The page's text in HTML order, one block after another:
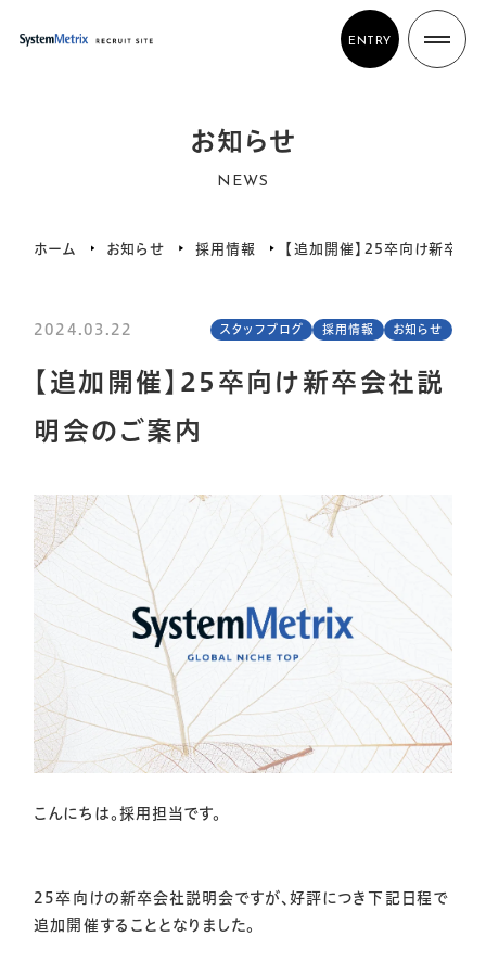
ENTRY
お知らせ
NEWS
ホーム お知らせ 採用情報 【追加開催】25卒向け新卒
2024.03.22 スタッフブログ 採用情報 お知らせ
【追加開催】25卒向け新卒会社説
明会のご案内
こんにちは。採用担当です。
25卒向けの新卒会社説明会ですが、好評につき下記日程で
追加開催することとなりました。